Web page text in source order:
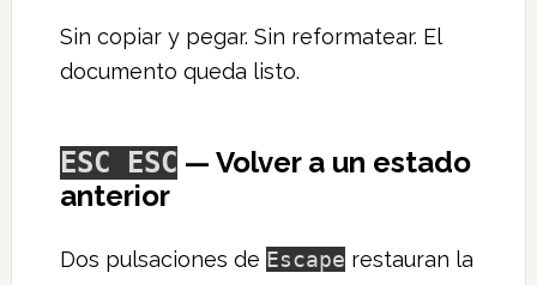
Sin copiar y pegar. Sin reformatear. El
documento queda listo.
ESC ESC — Volver a un estado
anterior
Dos pulsaciones de Escape restauran la